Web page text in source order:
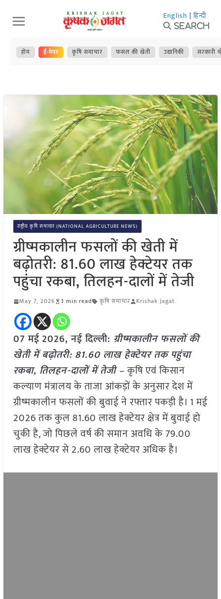
Skip
to
content
English | हिन्दी
Search
होम ई-पेपर कृषि समाचार फसल की खेती उद्यानिकी सरकारी
राष्ट्रीय कृषि समाचार (NATIONAL AGRICULTURE NEWS)
ग्रीष्मकालीन फसलों की खेती में
बढ़ोतरी: 81.60 लाख हेक्टेयर तक
पहुंचा रकबा, तिलहन-दालों में तेजी
May 7, 2026 3 min read कृषि समाचार Krishak Jagat
07 मई2026, नई दिल्ली: ग्रीष्मकालीन फसलों की
खेती में बढ़ोतरी: 81.60 लाख हेक्टेयर तक पहुंचा
रकबा, तिलहन-दालों में तेजी –कृषि एवं किसान
कल्याण मंत्रालय के ताजा आंकड़ों के अनुसार देश में
ग्रीष्मकालीन फसलों की बुवाई ने रफ्तार पकड़ी है। 1 मई
2026 तक कुल 81.60 लाख हेक्टेयर क्षेत्र में बुवाई हो
चुकी है, जो पिछले वर्ष की समान अवधि के 79.00
लाख हेक्टेयर से 2.60 लाख हेक्टेयर अधिक है।